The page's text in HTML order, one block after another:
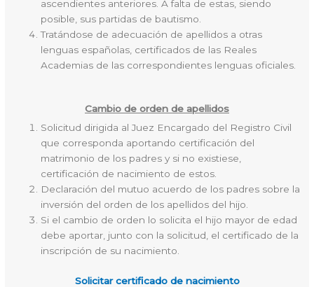
ascendientes anteriores. A falta de estas, siendo
posible, sus partidas de bautismo.
Tratándose de adecuación de apellidos a otras
lenguas españolas, certificados de las Reales
Academias de las correspondientes lenguas oficiales.
Cambio de orden de apellidos
Solicitud dirigida al Juez Encargado del Registro Civil
que corresponda aportando certificación del
matrimonio de los padres y si no existiese,
certificación de nacimiento de estos.
Declaración del mutuo acuerdo de los padres sobre la
inversión del orden de los apellidos del hijo.
Si el cambio de orden lo solicita el hijo mayor de edad
debe aportar, junto con la solicitud, el certificado de la
inscripción de su nacimiento.
Solicitar certificado de nacimiento